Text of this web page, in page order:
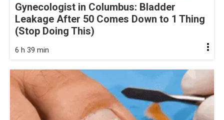
Gynecologist in Columbus: Bladder
Leakage After 50 Comes Down to 1 Thing
(Stop Doing This)
6 h 39 min